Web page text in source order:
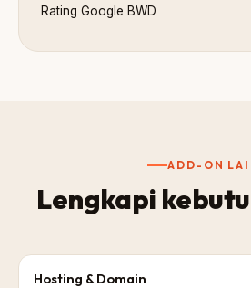
Rating Google BWD
ADD-ON
Lengkapi
Hosting & Domain